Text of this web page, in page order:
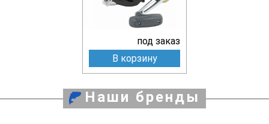
под заказ
В корзину
Наши бренды